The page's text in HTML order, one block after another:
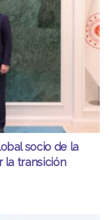
socio de la
la transición